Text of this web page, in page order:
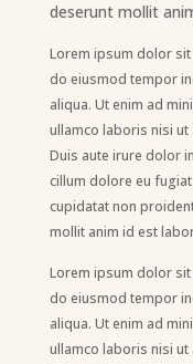
deserunt mollit
Lorem ipsum dolor
do eiusmod tempor
aliqua. Ut enim ad
ullamco laboris nisi
Duis aute irure dolor
cillum dolore eu
cupidatat non
mollit anim id est
Lorem ipsum dolor
do eiusmod tempor
aliqua. Ut enim ad
ullamco laboris nisi